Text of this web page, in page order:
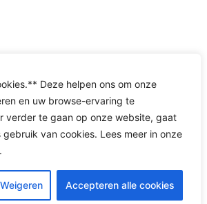
Deze helpen ons om onze
en uw browse-ervaring te
verder te gaan op onze website, gaat
van cookies. Lees meer in onze
Weigeren Accepteren alle cookies